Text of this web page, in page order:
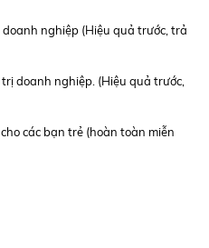
nghiệp (Hiệu quả trước, trả
doanh nghiệp. (Hiệu quả trước,
các bạn trẻ (hoàn toàn miễn